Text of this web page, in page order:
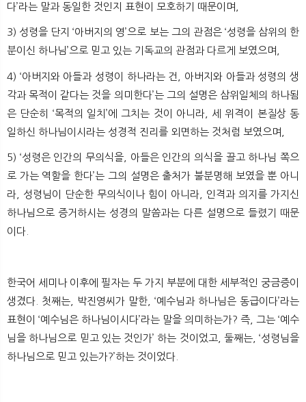
다’라는 말과 동일한 것인지 표현이 모호하기 때문이며,
3) 성령을 단지 ‘아버지의 영’으로 보는 그의 관점은 ‘성령을 삼위의 한
분이신 하나님’으로 믿고 있는 기독교의 관점과 다르게 보였으며,
4) ‘아버지와 아들과 성령이 하나라는 건, 아버지와 아들과 성령의 생
각과 목적이 같다는 것을 의미한다’는 그의 설명은 삼위일체의 하나됨
은 단순히 ‘목적의 일치’에 그치는 것이 아니라, 세 위격이 본질상 동
일하신 하나님이시라는 성경적 진리를 외면하는 것처럼 보였으며,
5) ‘성령은 인간의 무의식을, 아들은 인간의 의식을 끌고 하나님 쪽으
로 가는 역할을 한다’는 그의 설명은 출처가 불분명해 보였을 뿐 아니
라, 성령님이 단순한 무의식이나 힘이 아니라, 인격과 의지를 가지신
하나님으로 증거하시는 성경의 말씀과는 다른 설명으로 들렸기 때문
이다.
한국어 세미나 이후에 필자는 두 가지 부분에 대한 세부적인 궁금증이
생겼다. 첫째는, 박진영씨가 말한, ‘예수님과 하나님은 동급이다’라는
표현이 ‘예수님은 하나님이시다’라는 말을 의미하는가? 즉, 그는 ‘예수
님을 하나님으로 믿고 있는 것인가’ 하는 것이었고, 둘째는, ‘성령님을
하나님으로 믿고 있는가?’하는 것이었다.